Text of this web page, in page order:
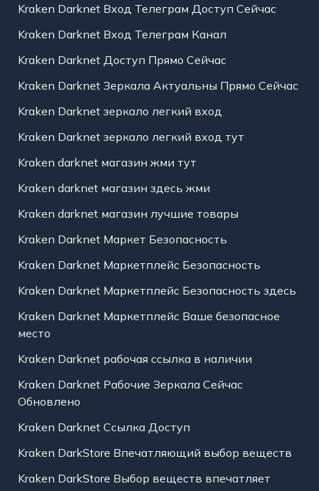
Kraken Darknet Вход Телеграм Доступ Сейчас
Kraken Darknet Вход Телеграм Канал
Kraken Darknet Доступ Прямо Сейчас
Kraken Darknet Зеркала Актуальны Прямо Сейчас
Kraken Darknet зеркало легкий вход
Kraken Darknet зеркало легкий вход тут
Kraken darknet магазин жми тут
Kraken darknet магазин здесь жми
Kraken darknet магазин лучшие товары
Kraken Darknet Маркет Безопасность
Kraken Darknet Маркетплейс Безопасность
Kraken Darknet Маркетплейс Безопасность здесь
Kraken Darknet Маркетплейс Ваше безопасное
место
Kraken Darknet рабочая ссылка в наличии
Kraken Darknet Рабочие Зеркала Сейчас
Обновлено
Kraken Darknet Ссылка Доступ
Kraken DarkStore Впечатляющий выбор веществ
Kraken DarkStore Выбор веществ впечатляет